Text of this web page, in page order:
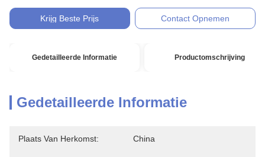
Krijg Beste Prijs Contact Opnemen
Gedetailleerde Informatie Productomschrijving
Gedetailleerde Informatie
Plaats Van Herkomst: China